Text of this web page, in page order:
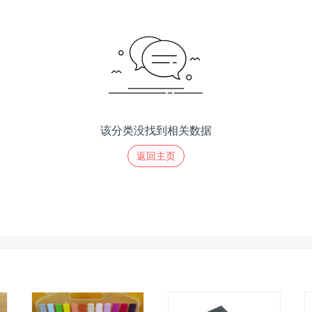
该分类没找到相关数据
返回主页